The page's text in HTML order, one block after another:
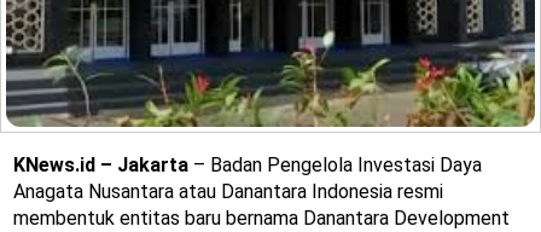
KNews.id – Jakarta – Badan Pengelola Investasi Daya
Anagata Nusantara atau Danantara Indonesia resmi
membentuk entitas baru bernama Danantara Development